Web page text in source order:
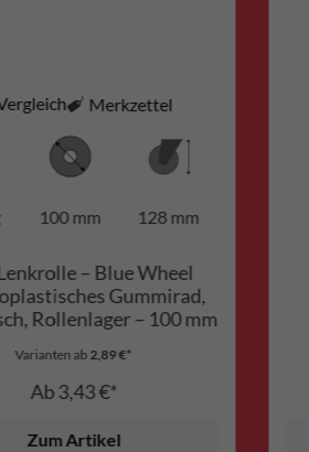
Merkzettel
100 mm 128 mm
– Blue Wheel
Gummirad,
Rollenlager – 100 mm
Varianten ab 2,89 €*
Ab3,43 €*
Zum Artikel